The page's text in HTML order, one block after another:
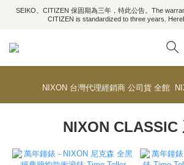
SEIKO、CITIZEN 保固期為三年，特此公告。The
CITIZEN is standardized to three years.
NIXON 台灣代理經銷商 公司貨 全館
NIXON CLASSIC